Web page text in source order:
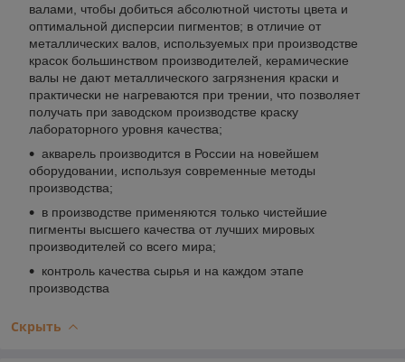
валами, чтобы добиться абсолютной чистоты цвета и
оптимальной дисперсии пигментов; в отличие от
металлических валов, используемых при производстве
красок большинством производителей, керамические
валы не дают металлического загрязнения краски и
практически не нагреваются при трении, что позволяет
получать при заводском производстве краску
лабораторного уровня качества;
акварель производится в России на новейшем
оборудовании, используя современные методы
производства;
в производстве применяются только чистейшие
пигменты высшего качества от лучших мировых
производителей со всего мира;
контроль качества сырья и на каждом этапе
производства
Скрыть